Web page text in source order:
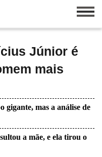
Júnior é
mais
gigante, mas a análise de
a mãe, e ela tirou o